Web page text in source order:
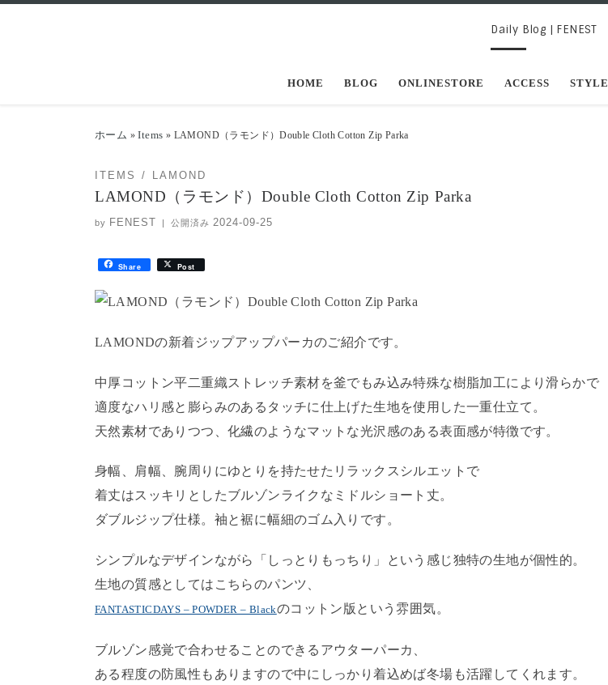
Daily Blog | FENEST
HOME BLOG ONLINESTORE ACCESS STYLE
ホーム » Items » LAMOND（ラモンド）Double Cloth Cotton Zip Parka
ITEMS LAMOND
LAMOND（ラモンド）Double Cloth Cotton Zip Parka
by FENEST | 公開済み 2024-09-25
Share Post
LAMONDの新着ジップアップパーカのご紹介です。
中厚コットン平二重織ストレッチ素材を釜でもみ込み特殊な樹脂加工により滑らかで
適度なハリ感と膨らみのあるタッチに仕上げた生地を使用した一重仕立て。
天然素材でありつつ、化繊のようなマットな光沢感のある表面感が特徴です。
身幅、肩幅、腕周りにゆとりを持たせたリラックスシルエットで
着丈はスッキリとしたブルゾンライクなミドルショート丈。
ダブルジップ仕様。袖と裾に幅細のゴム入りです。
シンプルなデザインながら「しっとりもっちり」という感じ独特の生地が個性的。
生地の質感としてはこちらのパンツ、
FANTASTICDAYS – POWDER – Blackのコットン版という雰囲気。
ブルゾン感覚で合わせることのできるアウターパーカ、
ある程度の防風性もありますので中にしっかり着込めば冬場も活躍してくれます。